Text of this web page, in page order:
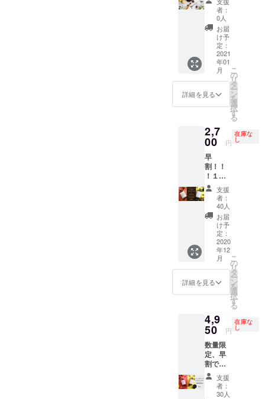
を予定
してい
ます。
・締め
のハト
ムギ ・
食後に
太陽の
ナチュ
ラル
コーラ
シロッ
プ（５
予定
れしま
す！ ・
薬草ビ
ギナー
向け
ノンア
ルコー
ルセッ
ト ・
中〜上
ルセッ
ト
…の、
どちら
かをお
選びい
ただけ
ます。
何が
入って
いるか
は、ど
うぞお
楽しみ
に◎ と
にかく
元気に
いもの
を、調
すね◎
・
たブレ
ンド
ティー
を作
り、暮
らしの
処方箋
と共に
お届け
いたし
ます。
その
すすめ
のお茶
や体質
に合い
そうな
食べも
のも一
緒にお
届け◎
お届け
は年内
を予定
してお
ります
が、ご
要望と
新田の
させて
くださ
いま
せ。 お
好みや
体調な
どをア
ンケー
トで伺
ルコー
ルドリ
ンクレ
シピ開
発 〜小
規模事
業者さ
んにお
すす
め〜 】
tabel新
田理恵
援いた
だいた
方のご
要望に
あわせ
て、体
調や体
質に配
慮した
ドリン
クレシ
ピを作
成いた
しま
す。オ
リジナ
ルのメ
にいか
がです
か？＾U
＾ お
茶、シ
ロッ
プ、ス
ムー
ジー、
者：
0人
お届
け予
定：
2021
年01
月
詳細を見る
こ
の
リ
タ
ー
ン
を
選
択
す
る
2,7
00 円
在庫な
し
早
割！！
！１
０％オ
フ◎
【まず
はおた
めし！
太陽の
ナチュ
ラル
コーラ
シロッ
プもし
くは満
月のエ
チック
ジン
ジャ
エー
ル！】※
送料880
円込※ 1
本で約
6~7杯分
支援
者：
40人
お届
け予
定：
2020
年12
月
詳細を見る
こ
の
リ
タ
ー
ン
を
選
択
す
る
4,9
50 円
在庫な
し
数量限
定、早
割で１
０％オ
フ！ ＼
＼どっ
支援
者：
30人